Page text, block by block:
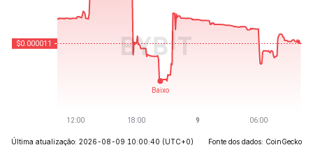
Última atualização: 2026-08-09 10:00:40 (UTC+0)
Fonte dos dados: CoinGecko